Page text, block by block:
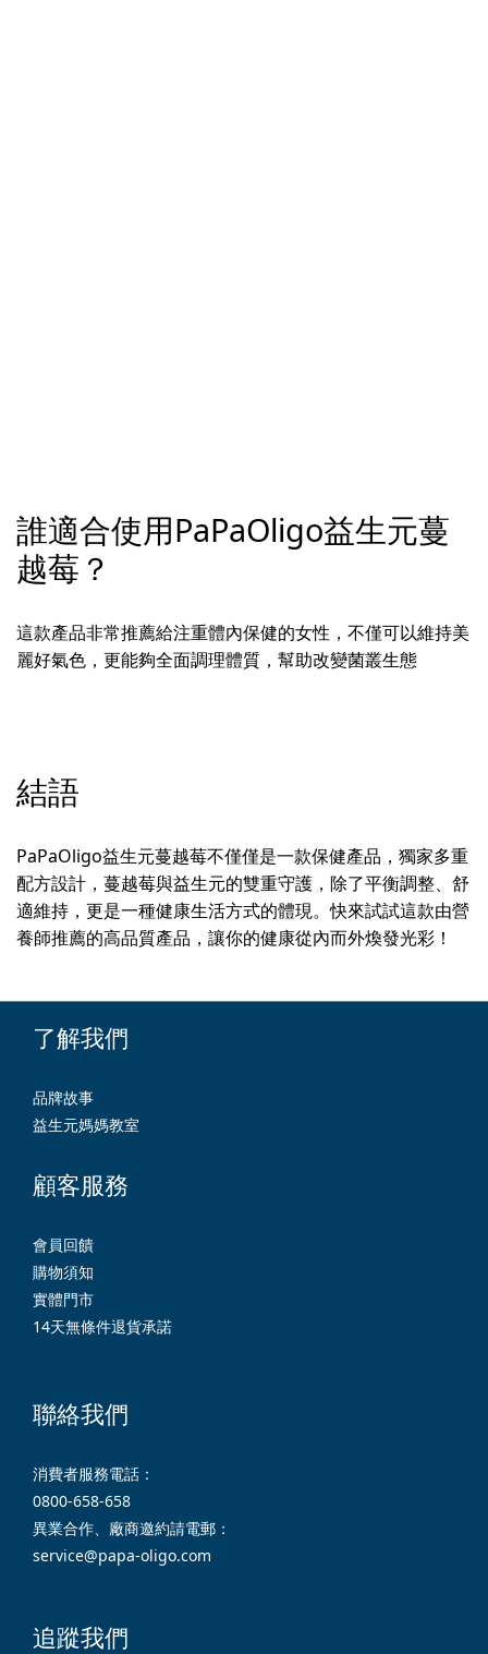
誰適合使用PaPaOligo益生元蔓
越莓？
這款產品非常推薦給注重體內保健的女性，不僅可以維持美
麗好氣色，更能夠全面調理體質，幫助改變菌叢生態
結語
PaPaOligo益生元蔓越莓不僅僅是一款保健產品，獨家多重
配方設計，蔓越莓與益生元的雙重守護，除了平衡調整、舒
適維持，更是一種健康生活方式的體現。快來試試這款由營
養師推薦的高品質產品，讓你的健康從內而外煥發光彩！
了解我們
品牌故事
益生元媽媽教室
顧客服務
會員回饋
購物須知
實體門市
14天無條件退貨承諾
聯絡我們
消費者服務電話：
0800-658-658
異業合作、廠商邀約請電郵：
service@papa-oligo.com
追蹤我們